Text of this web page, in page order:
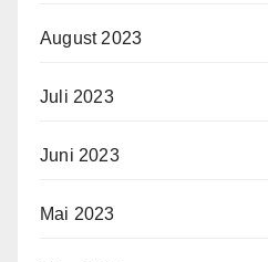
August 2023
Juli 2023
Juni 2023
Mai 2023